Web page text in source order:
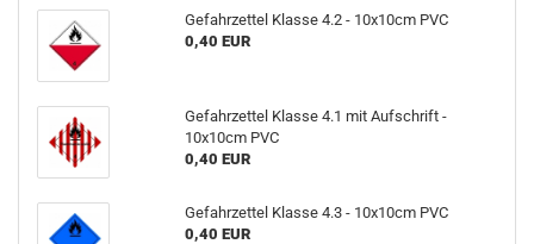
Gefahrzettel Klasse 4.2 - 10x10cm PVC
0,40 EUR
Gefahrzettel Klasse 4.1 mit Aufschrift -
10x10cm PVC
0,40 EUR
Gefahrzettel Klasse 4.3 - 10x10cm PVC
0,40 EUR